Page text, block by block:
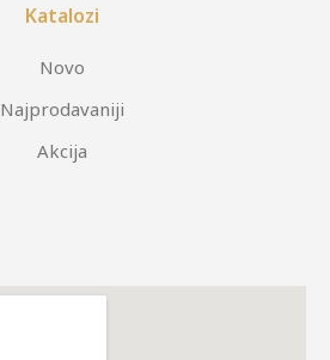
Katalozi
Novo
Najprodavaniji
Akcija